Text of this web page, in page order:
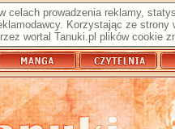
celach prowadzenia reklamy,
Korzystając ze
wortal Tanuki.pl plików cookie